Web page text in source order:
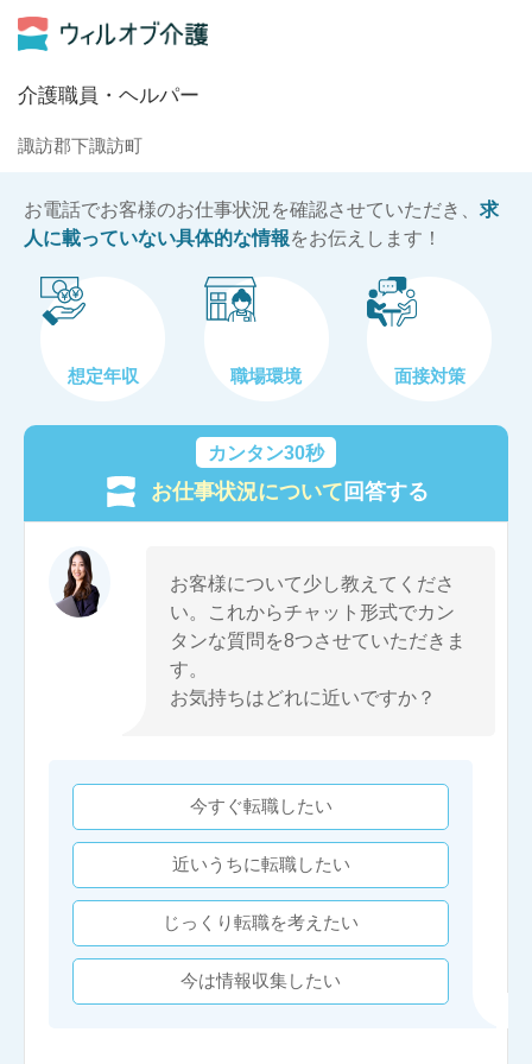
介護職員・ヘルパー
諏訪郡下諏訪町
お電話でお客様のお仕事状況を確認させていただき、 求
人に載っていない具体的な情報をお伝えします！
想定年収 職場環境 面接対策
カンタン30秒
お仕事状況について回答する
お客様について少し教えてくださ
い。これからチャット形式でカン
タンな質問を8つさせていただきま
す。
お気持ちはどれに近いですか？
今すぐ転職したい
近いうちに転職したい
じっくり転職を考えたい
今は情報収集したい